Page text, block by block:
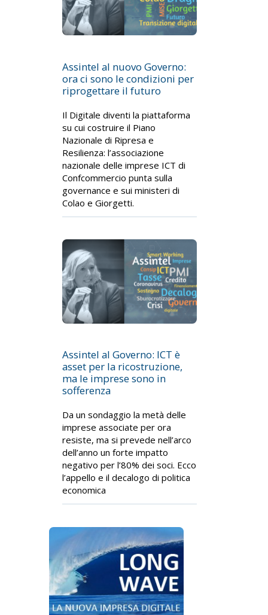
Assintel al nuovo Governo:
ora ci sono le condizioni per
riprogettare il futuro
Il Digitale diventi la piattaforma
su cui costruire il Piano
Nazionale di Ripresa e
Resilienza: l’associazione
nazionale delle imprese ICT di
Confcommercio punta sulla
governance e sui ministeri di
Colao e Giorgetti.
Assintel al Governo: ICT è
asset per la ricostruzione,
ma le imprese sono in
sofferenza
Da un sondaggio la metà delle
imprese associate per ora
resiste, ma si prevede nell’arco
dell’anno un forte impatto
negativo per l’80% dei soci. Ecco
l’appello e il decalogo di politica
economica